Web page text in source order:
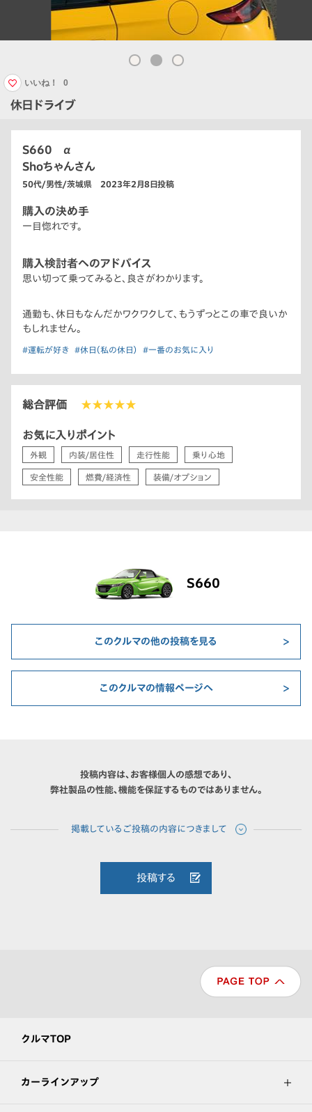
休日ドライブ
いいね！ 0
S660 α
Shoちゃんさん
50代/男性/茨城県 2023年2月8日投稿
購入の決め手
一目惚れです。
購入検討者へのアドバイス
思い切って乗ってみると、良さがわかります。
通勤も、休日もなんだかワクワクして、もうずっとこの車で良いか
もしれません。
#運転が好き #休日（私の休日） #一番のお気に入り
総合評価 ★★★★★
お気に入りポイント
外観 内装/居住性 走行性能 乗り心地
安全性能 燃費/経済性 装備/オプション
S660
このクルマの他の投稿を見る
このクルマの情報ページへ
投稿内容は、お客様個人の感想であり、
弊社製品の性能、機能を保証するものではありません。
投稿する
クルマTOP
カーラインアップ